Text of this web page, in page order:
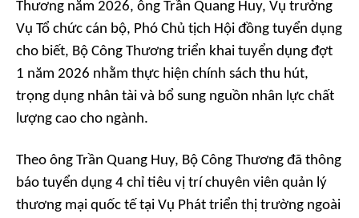
Thương năm 2026, ông Trần Quang Huy, Vụ trưởng
Vụ Tổ chức cán bộ, Phó Chủ tịch Hội đồng tuyển dụng
cho biết, Bộ Công Thương triển khai tuyển dụng đợt
1 năm 2026 nhằm thực hiện chính sách thu hút,
trọng dụng nhân tài và bổ sung nguồn nhân lực chất
lượng cao cho ngành.
Theo ông Trần Quang Huy, Bộ Công Thương đã thông
báo tuyển dụng 4 chỉ tiêu vị trí chuyên viên quản lý
thương mại quốc tế tại Vụ Phát triển thị trường ngoài